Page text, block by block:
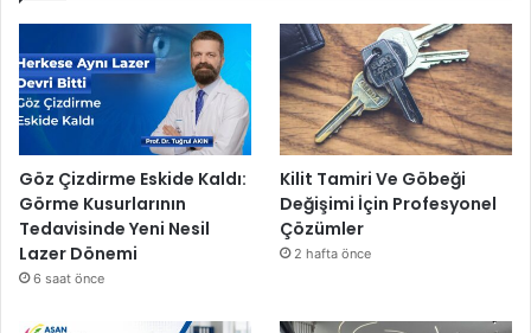
Göz Çizdirme Eskide Kaldı:
Görme Kusurlarının
Tedavisinde Yeni Nesil
Lazer Dönemi
6 saat önce
Kilit Tamiri Ve Göbeği
Değişimi İçin Profesyonel
Çözümler
2 hafta önce